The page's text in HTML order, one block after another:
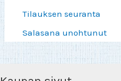
Tilauksen seuranta
Salasana unohtunut